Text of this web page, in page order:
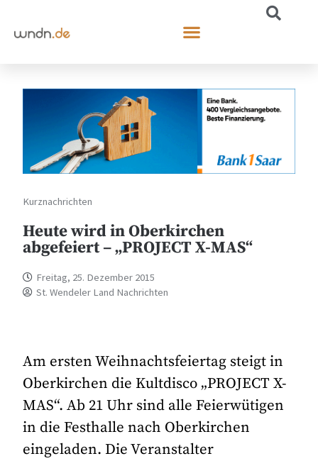
Kurznachrichten
Heute wird in Oberkirchen
abgefeiert – „PROJECT X-MAS“
Freitag, 25. Dezember 2015
St. Wendeler Land Nachrichten
Am ersten Weihnachtsfeiertag steigt in
Oberkirchen die Kultdisco „PROJECT X-
MAS“. Ab 21 Uhr sind alle Feierwütigen
in die Festhalle nach Oberkirchen
eingeladen. Die Veranstalter